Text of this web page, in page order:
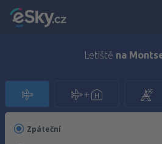
Letiště na
Zpáteční